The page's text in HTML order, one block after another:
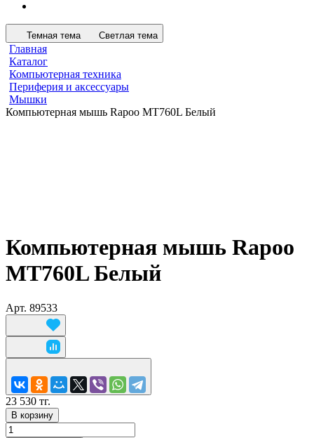
Темная тема Светлая тема
Главная
Каталог
Компьютерная техника
Периферия и аксессуары
Мышки
Компьютерная мышь Rapoo MT760L Белый
Компьютерная мышь Rapoo
MT760L Белый
Арт. 89533
23 530 тг.
В корзину